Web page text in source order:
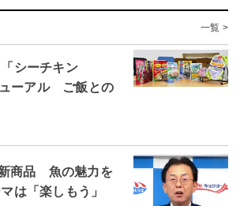
一覧 >
シーチキン
ーアル ご飯との
商品 魚の魅力を
は「楽しもう」